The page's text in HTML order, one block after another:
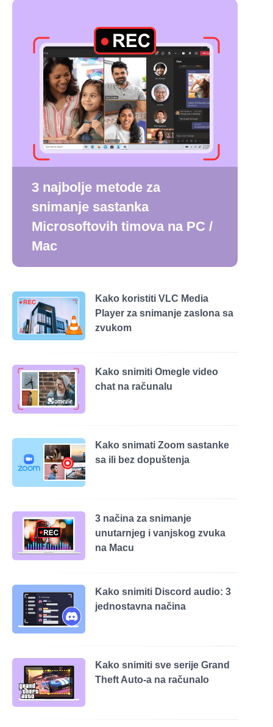
3 najbolje metode za
snimanje sastanka
Microsoftovih timova na PC /
Mac
Kako koristiti VLC Media
Player za snimanje zaslona sa
zvukom
Kako snimiti Omegle video
chat na računalu
Kako snimati Zoom sastanke
sa ili bez dopuštenja
3 načina za snimanje
unutarnjeg i vanjskog zvuka
na Macu
Kako snimiti Discord audio: 3
jednostavna načina
Kako snimiti sve serije Grand
Theft Auto-a na računalo